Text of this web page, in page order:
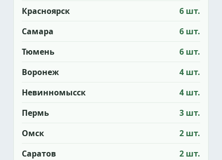
Красноярск
6 шт.
Самара
6 шт.
Тюмень
6 шт.
Воронеж
4 шт.
Невинномысск
4 шт.
Пермь
3 шт.
Омск
2 шт.
Саратов
2 шт.